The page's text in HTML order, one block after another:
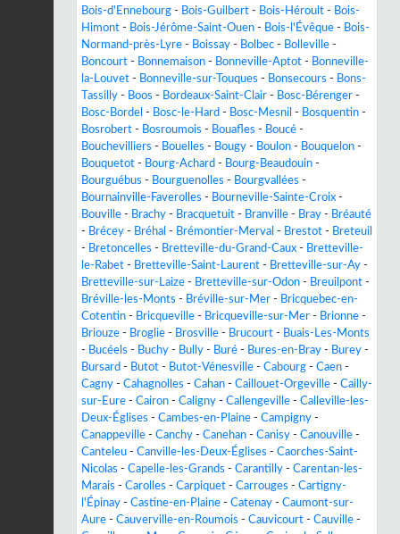
Bois-d'Ennebourg - Bois-Guilbert - Bois-Héroult - Bois-
Himont - Bois-Jérôme-Saint-Ouen - Bois-l'Évêque - Bois-
Normand-près-Lyre - Boissay - Bolbec - Bolleville -
Boncourt - Bonnemaison - Bonneville-Aptot - Bonneville-
la-Louvet - Bonneville-sur-Touques - Bonsecours - Bons-
Tassilly - Boos - Bordeaux-Saint-Clair - Bosc-Bérenger -
Bosc-Bordel - Bosc-le-Hard - Bosc-Mesnil - Bosquentin -
Bosrobert - Bosroumois - Bouafles - Boucé -
Bouchevilliers - Bouelles - Bougy - Boulon - Bouquelon -
Bouquetot - Bourg-Achard - Bourg-Beaudouin -
Bourguébus - Bourguenolles - Bourgvallées -
Bournainville-Faverolles - Bourneville-Sainte-Croix -
Bouville - Brachy - Bracquetuit - Branville - Bray - Bréauté
- Brécey - Bréhal - Brémontier-Merval - Brestot - Breteuil
- Bretoncelles - Bretteville-du-Grand-Caux - Bretteville-
le-Rabet - Bretteville-Saint-Laurent - Bretteville-sur-Ay -
Bretteville-sur-Laize - Bretteville-sur-Odon - Breuilpont -
Bréville-les-Monts - Bréville-sur-Mer - Bricquebec-en-
Cotentin - Bricqueville - Bricqueville-sur-Mer - Brionne -
Briouze - Broglie - Brosville - Brucourt - Buais-Les-Monts
- Bucéels - Buchy - Bully - Buré - Bures-en-Bray - Burey -
Bursard - Butot - Butot-Vénesville - Cabourg - Caen -
Cagny - Cahagnolles - Cahan - Caillouet-Orgeville - Cailly-
sur-Eure - Cairon - Caligny - Callengeville - Calleville-les-
Deux-Églises - Cambes-en-Plaine - Campigny -
Canappeville - Canchy - Canehan - Canisy - Canouville -
Canteleu - Canville-les-Deux-Églises - Caorches-Saint-
Nicolas - Capelle-les-Grands - Carantilly - Carentan-les-
Marais - Carolles - Carpiquet - Carrouges - Cartigny-
l'Épinay - Castine-en-Plaine - Catenay - Caumont-sur-
Aure - Cauverville-en-Roumois - Cauvicourt - Cauville -